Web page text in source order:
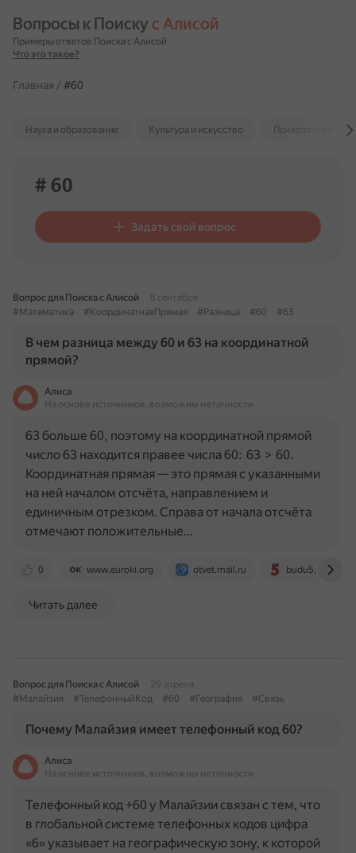
Вопросы к Поиску с Алисой
Примеры ответов Поиска с Алисой
Что это такое?
Главная / #60
Наука и образование Культура и искусство Психология и
# 60
Задать свой вопрос
Вопрос для Поиска с Алисой
8 сентября
#Математика
#КоординатнаяПрямая #Разница #60 #63
В чем разница между 60 и 63 на координатной
прямой?
Алиса
На основе источников, возможны неточности
0 www.euroki.org otvet.mail.ru budu5.com
63 больше 60, поэтому на координатной прямой
число 63 находится правее числа 60: 63 > 60.
Координатная прямая — это прямая с указанными
на ней началом отсчёта, направлением и
единичным отрезком. Справа от начала отсчёта
отмечают положительные…
Читать далее
Вопрос для Поиска с Алисой
29 апреля
#Малайзия
#ТелефонныйКод #60 #География #Связь
Почему Малайзия имеет телефонный код 60?
Алиса
На основе источников, возможны неточности
Телефонный код +60 у Малайзии связан с тем, что
в глобальной системе телефонных кодов цифра
«6» указывает на географическую зону, к которой